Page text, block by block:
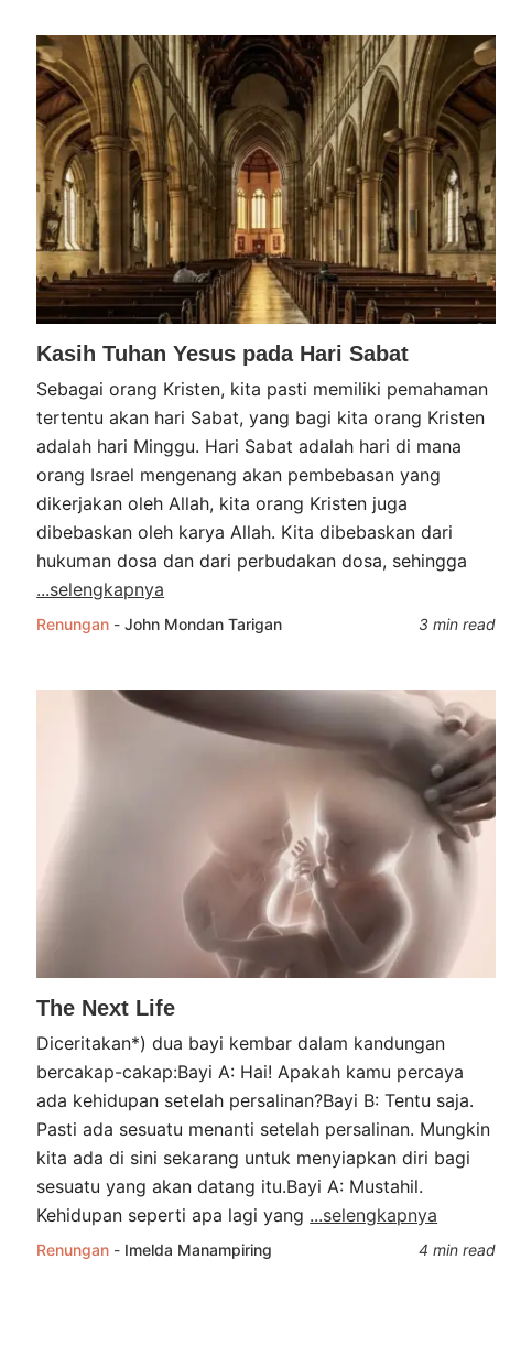
Kasih Tuhan Yesus pada Hari Sabat
Sebagai orang Kristen, kita pasti memiliki pemahaman
tertentu akan hari Sabat, yang bagi kita orang Kristen
adalah hari Minggu. Hari Sabat adalah hari di mana
orang Israel mengenang akan pembebasan yang
dikerjakan oleh Allah, kita orang Kristen juga
dibebaskan oleh karya Allah. Kita dibebaskan dari
hukuman dosa dan dari perbudakan dosa, sehingga
...selengkapnya
Renungan -John Mondan Tarigan 3 min read
The Next Life
Diceritakan*) dua bayi kembar dalam kandungan
bercakap-cakap:Bayi A: Hai! Apakah kamu percaya
ada kehidupan setelah persalinan?Bayi B: Tentu saja.
Pasti ada sesuatu menanti setelah persalinan. Mungkin
kita ada di sini sekarang untuk menyiapkan diri bagi
sesuatu yang akan datang itu.Bayi A: Mustahil.
Kehidupan seperti apa lagi yang ...selengkapnya
Renungan - Imelda Manampiring 4 min read